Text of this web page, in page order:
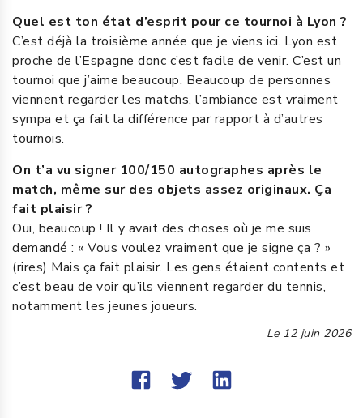
Quel est ton état d’esprit pour ce tournoi à Lyon ?
C’est déjà la troisième année que je viens ici. Lyon est
proche de l’Espagne donc c’est facile de venir. C’est un
tournoi que j’aime beaucoup. Beaucoup de personnes
viennent regarder les matchs, l’ambiance est vraiment
sympa et ça fait la différence par rapport à d’autres
tournois.
On t’a vu signer 100/150 autographes après le
match, même sur des objets assez originaux. Ça
fait plaisir ?
Oui, beaucoup ! Il y avait des choses où je me suis
demandé : « Vous voulez vraiment que je signe ça ? »
(rires) Mais ça fait plaisir. Les gens étaient contents et
c’est beau de voir qu’ils viennent regarder du tennis,
notamment les jeunes joueurs.
Le 12 juin 2026